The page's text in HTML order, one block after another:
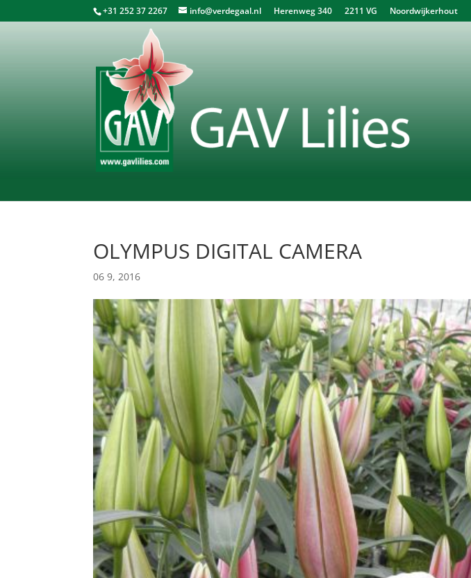
+31 252 37 2267 info@verdegaal.nl Herenweg 340 2211 VG Noordwijkerhout
OLYMPUS DIGITAL CAMERA
06 9, 2016